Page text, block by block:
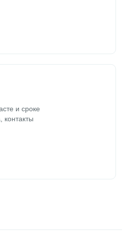
и сроке
контакты